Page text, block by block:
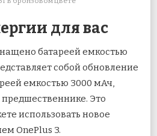
для вас
батареей емкостью
собой обновление
емкостью 3000 мАч,
Это
использовать новое
OnePlus 3.